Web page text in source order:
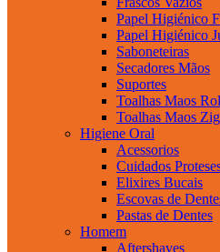
Papel Higiénico
Papel Higiénico
Saboneteiras
Secadores Mãos
Suportes
Toalhas Maos
Toalhas Maos
Higiene Oral
Acessorios
Cuidados
Elixires Bucais
Escovas de
Pastas de Dentes
Homem
Aftershaves